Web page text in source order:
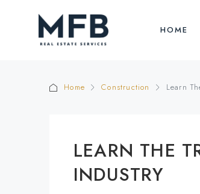
HOME
Home Construction Learn
LEARN THE
INDUSTRY